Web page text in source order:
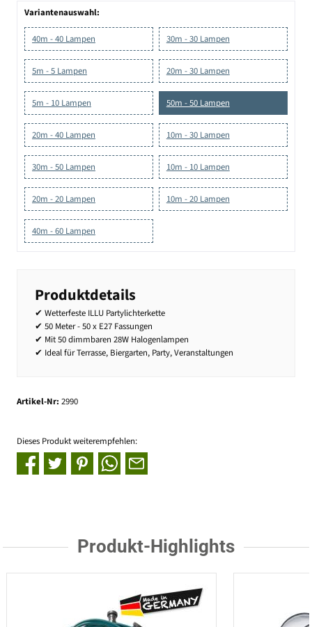
Variantenauswahl:
40m - 40 Lampen 30m - 30 Lampen
5m - 5 Lampen 20m - 30 Lampen
5m - 10 Lampen 50m - 50 Lampen
20m - 40 Lampen 10m - 30 Lampen
30m - 50 Lampen 10m - 10 Lampen
20m - 20 Lampen 10m - 20 Lampen
40m - 60 Lampen
Produktdetails
✔ Wetterfeste ILLU Partylichterkette
✔ 50 Meter - 50 x E27 Fassungen
✔ Mit 50 dimmbaren 28W Halogenlampen
✔ Ideal für Terrasse, Biergarten, Party, Veranstaltungen
Artikel-Nr: 2990
Dieses Produkt weiterempfehlen:
Produkt-Highlights